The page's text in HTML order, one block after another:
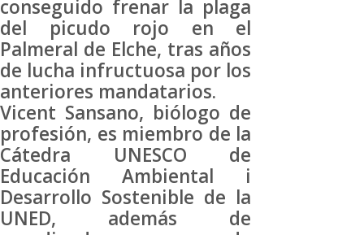
conseguido frenar la plaga
del picudo rojo en el
Palmeral de Elche, tras años
de lucha infructuosa por los
anteriores mandatarios.
Vicent Sansano, biólogo de
profesión, es miembro de la
Cátedra UNESCO de
Educación Ambiental i
Desarrollo Sostenible de la
UNED, además de